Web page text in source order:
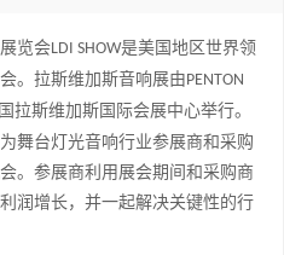
览会LDI SHOW是美国地区世界领
。 拉斯维加斯音响展由PENTON
拉斯维加斯国际会展中心举行。
为舞台灯光音响行业参展商和采购
。参展商利用展会期间和采购商
利润增长，并一起解决关键性的行